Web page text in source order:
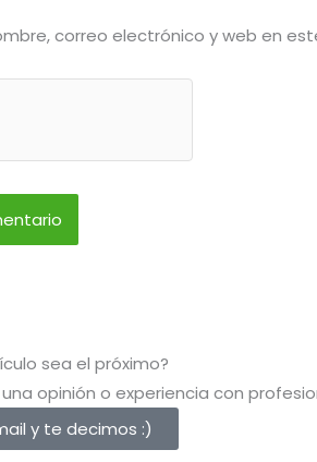
correo electrónico y web en
sea el próximo?
opinión o experiencia con
y te decimos :)